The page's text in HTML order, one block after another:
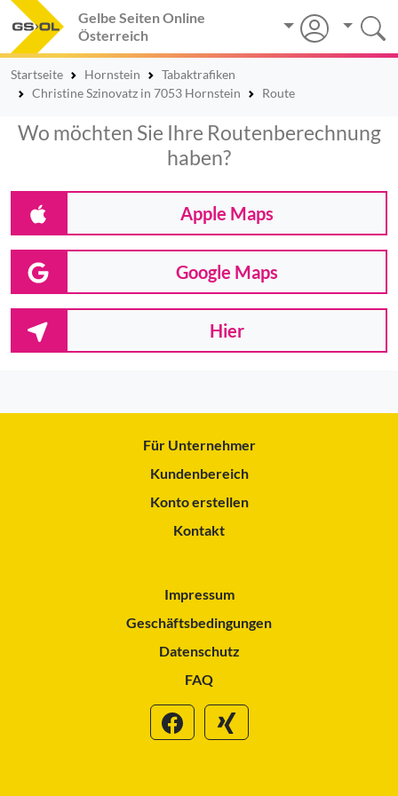
Gelbe Seiten Online
Österreich
Startseite Hornstein
Tabaktrafiken
Christine Szinovatz in 7053 Hornstein
Route
Wo möchten Sie Ihre Routenberechnung
haben?
Apple Maps
Google Maps
Hier
Für Unternehmer
Kundenbereich
Konto erstellen
Kontakt
Impressum
Geschäftsbedingungen
Datenschutz
FAQ